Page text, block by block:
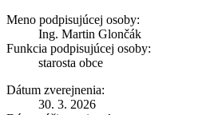
Meno podpisujúcej osoby:
Ing. Martin Glončák
Funkcia podpisujúcej osoby:
starosta obce
Dátum zverejnenia:
30. 3. 2026